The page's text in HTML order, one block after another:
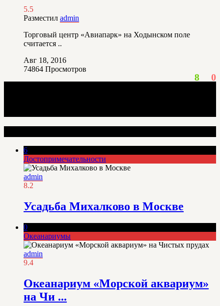
5.5
Разместил admin
Торговый центр «Авиапарк» на Ходынском поле
считается ..
Авг 18, 2016
74864 Просмотров
8 0
6
Достопримечательности
admin
8.2
Усадьба Михалково в Москве
0
Океанариумы
admin
9.4
Океанариум «Морской аквариум»
на Чи ...